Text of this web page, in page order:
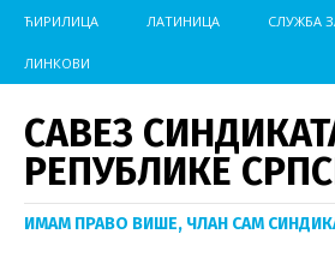
ЋИРИЛИЦА ЛАТИНИЦА СЛУЖБА
ЛИНКОВИ
САВЕЗ
РЕПУБЛИКЕ
ИМАМ ПРАВО ВИШЕ, ЧЛАН САМ